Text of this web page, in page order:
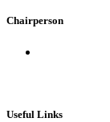
Chairperson
Useful Links